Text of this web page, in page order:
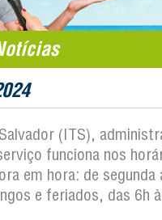
(ITS),
funciona nos
em hora: de segunda
e feriados, das 6h